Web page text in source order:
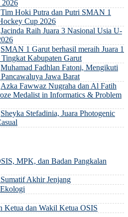
Tim Hoki Putra dan Putri SMAN 1
Cup 2026
Jacinda Raih Juara 3 Nasional Usia U-
SMAN 1 Garut berhasil meraih Juara 1
Kabupaten Garut
Muhamad Fadhlan Fatoni, Mengikuti
Jawa Barat
Azka Fawwaz Nugraha dan Al Fatih
Medalist in Informatics & Problem
Sheyka Stefadinia, Juara Photogenic
MPK, dan Badan Pangkalan
Akhir Jenjang
Ketua dan Wakil Ketua OSIS